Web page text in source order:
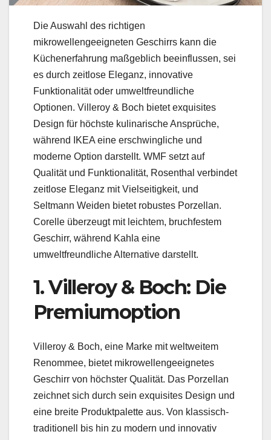
Die Auswahl des richtigen
mikrowellengeeigneten Geschirrs kann die
Küchenerfahrung maßgeblich beeinflussen, sei
es durch zeitlose Eleganz, innovative
Funktionalität oder umweltfreundliche
Optionen. Villeroy & Boch bietet exquisites
Design für höchste kulinarische Ansprüche,
während IKEA eine erschwingliche und
moderne Option darstellt. WMF setzt auf
Qualität und Funktionalität, Rosenthal verbindet
zeitlose Eleganz mit Vielseitigkeit, und
Seltmann Weiden bietet robustes Porzellan.
Corelle überzeugt mit leichtem, bruchfestem
Geschirr, während Kahla eine
umweltfreundliche Alternative darstellt.
1. Villeroy & Boch: Die
Premiumoption
Villeroy & Boch, eine Marke mit weltweitem
Renommee, bietet mikrowellengeeignetes
Geschirr von höchster Qualität. Das Porzellan
zeichnet sich durch sein exquisites Design und
eine breite Produktpalette aus. Von klassisch-
traditionell bis hin zu modern und innovativ